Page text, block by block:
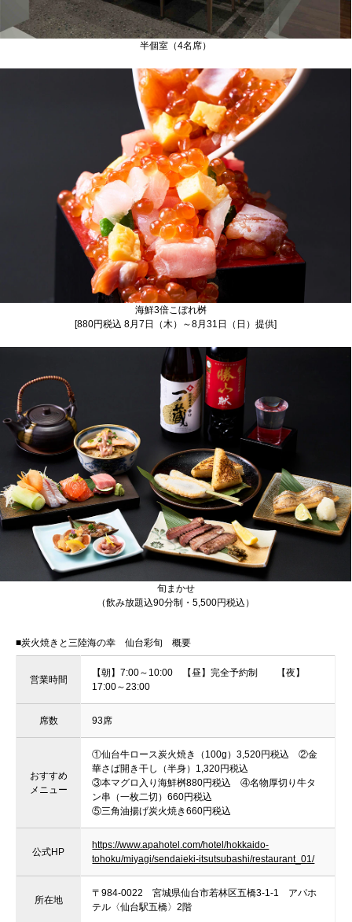
半個室（4名席）
海鮮3倍こぼれ桝
[880円税込 8月7日（木）～8月31日（日）提供]
旬まかせ
（飲み放題込90分制・5,500円税込）
■炭火焼きと三陸海の幸 仙台彩旬 概要
営業時間
【朝】7:00～10:00 【昼】完全予約制 【夜】
17:00～23:00
席数 93席
おすすめ
メニュー
①仙台牛ロース炭火焼き（100g）3,520円税込 ②金
華さば開き干し（半身）1,320円税込
③本マグロ入り海鮮桝880円税込 ④名物厚切り牛タ
ン串（一枚二切）660円税込
⑤三角油揚げ炭火焼き660円税込
公式HP
https://www.apahotel.com/hotel/hokkaido-
tohoku/miyagi/sendaieki-itsutsubashi/restaurant_01/
所在地
〒984-0022 宮城県仙台市若林区五橋3-1-1 アパホ
テル〈仙台駅五橋〉2階